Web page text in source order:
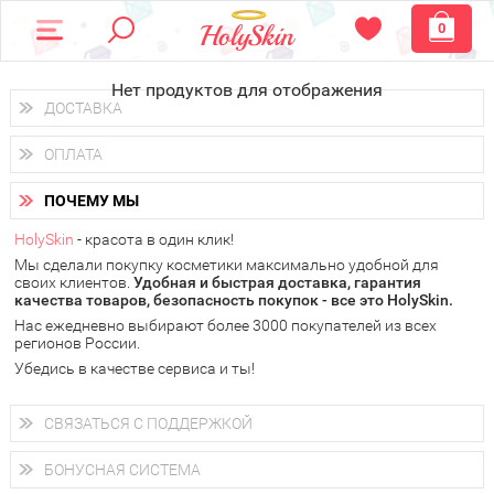
0
Нет продуктов для отображения
ДОСТАВКА
Доставка осуществляетсяпо всем городам России.
Вы можете выбрать доставку курьером, Почтой России или
получить заказ в пунктах выдачи PickPoint или пункте
самовывоза.
В 20 городах России доставка осуществляется ужена
следующий день.
у Вас всегда есть возможность получитьбесплатную
доставку от HolySkin.
подробнее об условиях доставки и оплаты в Вашем городе
ОПЛАТА
Вы можете оплатить свой заказ любым удобным способом:
наличными деньгами (
через интернет-банк (Альфа-банк, Сбербанк) и другими
электронными способами.
ПОЧЕМУ МЫ
HolySkin - красота в один клик!
Мы сделали покупку косметики максимально удобной для
своих клиентов. Удобная и быстрая доставка, гарантия
качества товаров, безопасность покупок - все это HolySkin.
Нас ежедневно выбирают более 3000 покупателей из всех
регионов России.
Убедись в качестве сервиса и ты!
СВЯЗАТЬСЯ С ПОДДЕРЖКОЙ
+7 (800) 707-24-55
Мы будем рады ответить на все Ваши вопросы по работе
магазина, проконсультировать по товарам, рассказать о
БОНУСНАЯ СИСТЕМА